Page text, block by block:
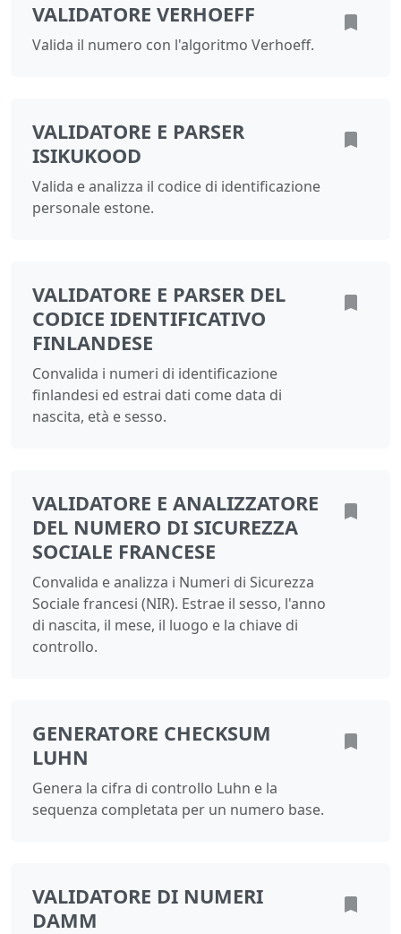
VALIDATORE VERHOEFF
Valida il numero con l'algoritmo Verhoeff.
VALIDATORE E PARSER
ISIKUKOOD
Valida e analizza il codice di identificazione
personale estone.
VALIDATORE E PARSER DEL
CODICE IDENTIFICATIVO
FINLANDESE
Convalida i numeri di identificazione
finlandesi ed estrai dati come data di
nascita, età e sesso.
VALIDATORE E ANALIZZATORE
DEL NUMERO DI SICUREZZA
SOCIALE FRANCESE
Convalida e analizza i Numeri di Sicurezza
Sociale francesi (NIR). Estrae il sesso, l'anno
di nascita, il mese, il luogo e la chiave di
controllo.
GENERATORE CHECKSUM
LUHN
Genera la cifra di controllo Luhn e la
sequenza completata per un numero base.
VALIDATORE DI NUMERI
DAMM